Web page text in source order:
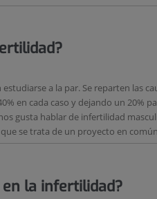
a la par. Se reparten las
en cada caso y dejando un 20%
gusta hablar de infertilidad
se trata de un proyecto en
en la infertilidad?